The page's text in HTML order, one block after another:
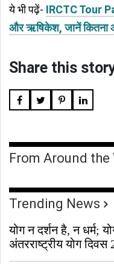
ये भी पढ़ें- IRCTC Tour
और ऋषिकेश, जानें कितना
Share this
From Around the
Trending News
योग न दर्शन है, न धर्म;
अंतरराष्ट्रीय योग